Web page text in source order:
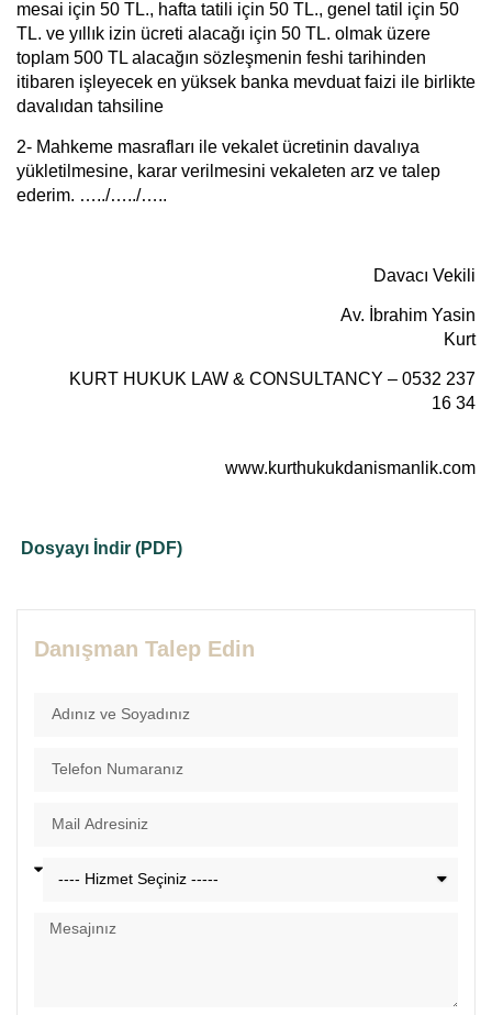
mesai için 50 TL., hafta tatili için 50 TL., genel tatil için 50
TL. ve yıllık izin ücreti alacağı için 50 TL. olmak üzere
toplam 500 TL alacağın sözleşmenin feshi tarihinden
itibaren işleyecek en yüksek banka mevduat faizi ile birlikte
davalıdan tahsiline
2- Mahkeme masrafları ile vekalet ücretinin davalıya
yükletilmesine, karar verilmesini vekaleten arz ve talep
ederim. …../…../…..
Davacı Vekili
Av. İbrahim Yasin
Kurt
KURT HUKUK LAW & CONSULTANCY – 0532 237
16 34
www.kurthukukdanismanlik.com
Dosyayı İndir (PDF)
Danışman Talep Edin